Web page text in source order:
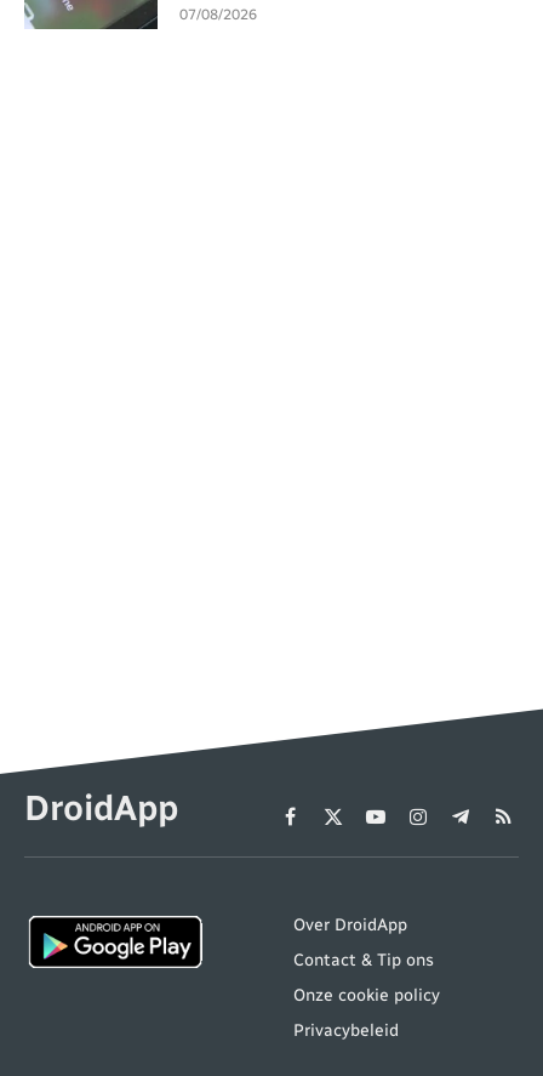
07/08/2026
DroidApp Facebook
X
(Twitter)
YouTubeInstagram
Telegram
RSS
Over DroidApp
Contact & Tip ons
Onze cookie policy
Privacybeleid